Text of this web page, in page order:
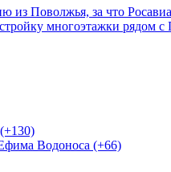
Поволжья, за что
многоэтажки рядом
Водоноса (+66)